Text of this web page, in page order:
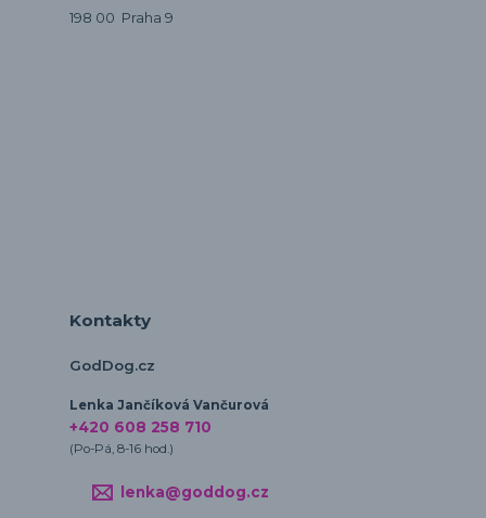
198 00 Praha 9
Kontakty
GodDog.cz
Lenka Jančíková Vančurová
+420 608 258 710
(Po-Pá, 8-16 hod.)
lenka@goddog.cz